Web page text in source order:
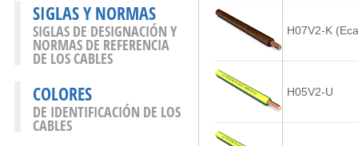
SIGLAS Y NORMAS
SIGLAS DE DESIGNACIÓN Y
NORMAS DE REFERENCIA
DE LOS CABLES
COLORES
DE IDENTIFICACIÓN DE LOS
CABLES
H07V2-K
H05V2-U